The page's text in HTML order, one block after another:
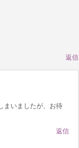
返信
まいましたが、お待
返信